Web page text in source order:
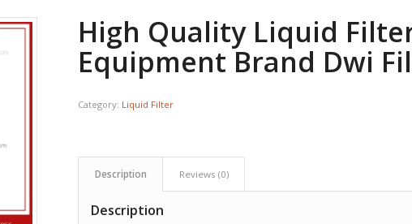
High Quality Liquid
Equipment Brand Dwi
Category: Liquid Filter
Description Reviews (0)
Description